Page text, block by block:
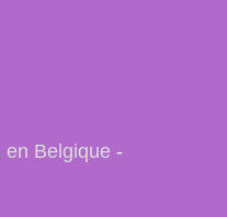
en Belgique -